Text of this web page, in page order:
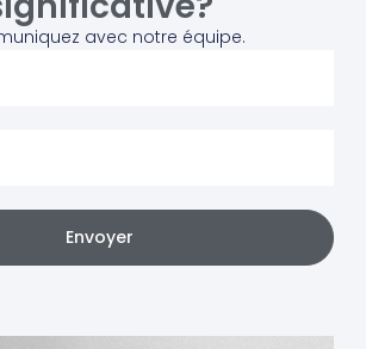
avec notre équipe.
Envoyer